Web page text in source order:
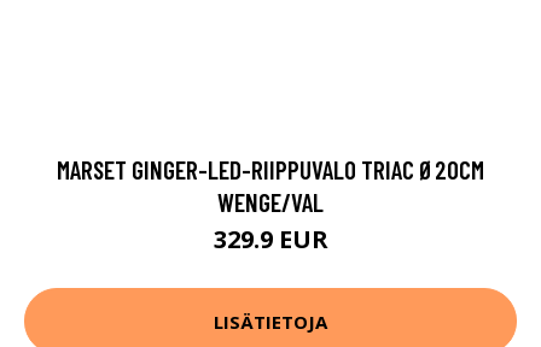
MARSET GINGER-LED-RIIPPUVALO TRIAC Ø20CM
WENGE/VAL
329.9 EUR
LISÄTIETOJA